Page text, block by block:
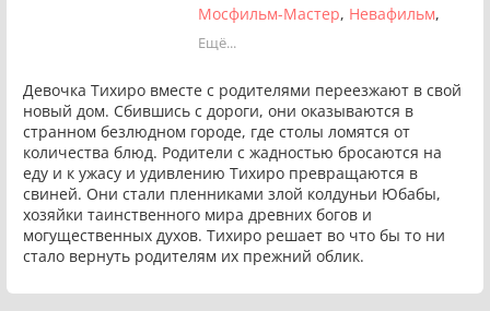
Мосфильм-Мастер Невафильм
Ещё...
Девочка Тихиро вместе с родителями переезжают в свой
новый дом. Сбившись с дороги, они оказываются в
странном безлюдном городе, где столы ломятся от
количества блюд. Родители с жадностью бросаются на
еду и к ужасу и удивлению Тихиро превращаются в
свиней. Они стали пленниками злой колдуньи Юбабы,
хозяйки таинственного мира древних богов и
могущественных духов. Тихиро решает во что бы то ни
стало вернуть родителям их прежний облик.